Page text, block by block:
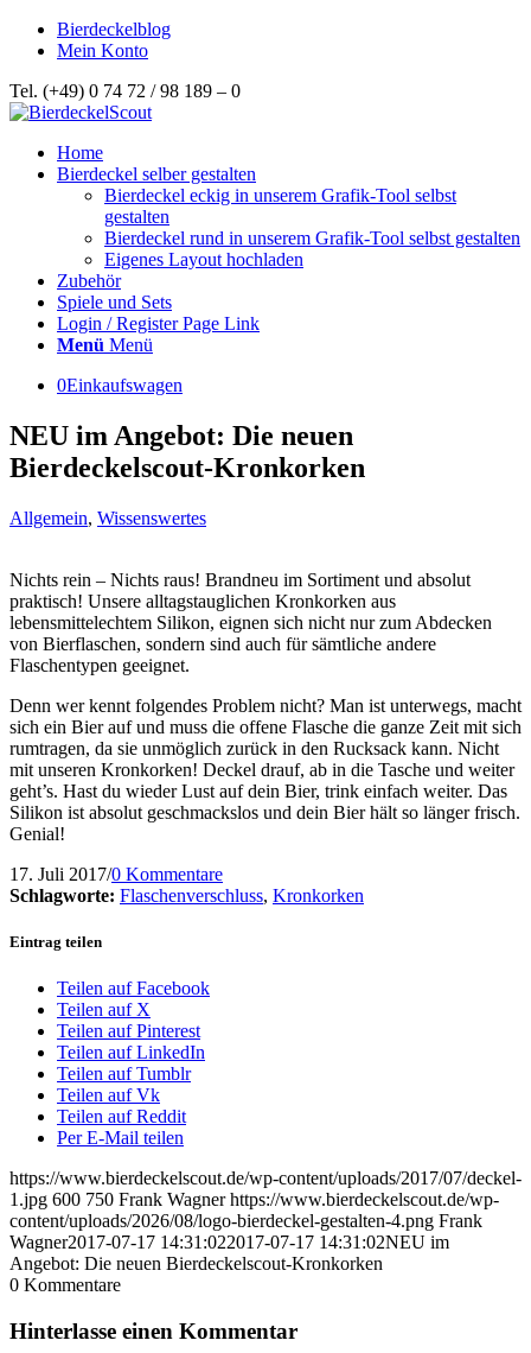
Bierdeckelblog
Mein Konto
Tel. (+49) 0 74 72 / 98 189 – 0
Home
Bierdeckel selber gestalten
Bierdeckel eckig in unserem Grafik-Tool selbst
gestalten
Bierdeckel rund in unserem Grafik-Tool selbst gestalten
Eigenes Layout hochladen
Zubehör
Spiele und Sets
Login / Register Page Link
Menü Menü
0Einkaufswagen
NEU im Angebot: Die neuen
Bierdeckelscout-Kronkorken
Allgemein, Wissenswertes
Nichts rein – Nichts raus! Brandneu im Sortiment und absolut
praktisch! Unsere alltagstauglichen Kronkorken aus
lebensmittelechtem Silikon, eignen sich nicht nur zum Abdecken
von Bierflaschen, sondern sind auch für sämtliche andere
Flaschentypen geeignet.
Denn wer kennt folgendes Problem nicht? Man ist unterwegs, macht
sich ein Bier auf und muss die offene Flasche die ganze Zeit mit sich
rumtragen, da sie unmöglich zurück in den Rucksack kann. Nicht
mit unseren Kronkorken! Deckel drauf, ab in die Tasche und weiter
geht’s. Hast du wieder Lust auf dein Bier, trink einfach weiter. Das
Silikon ist absolut geschmackslos und dein Bier hält so länger frisch.
Genial!
17. Juli 2017/0 Kommentare
Schlagworte: Flaschenverschluss, Kronkorken
Eintrag teilen
Teilen auf Facebook
Teilen auf X
Teilen auf Pinterest
Teilen auf LinkedIn
Teilen auf Tumblr
Teilen auf Vk
Teilen auf Reddit
Per E-Mail teilen
https://www.bierdeckelscout.de/wp-content/uploads/2017/07/deckel-
1.jpg 600 750 Frank Wagner https://www.bierdeckelscout.de/wp-
content/uploads/2026/08/logo-bierdeckel-gestalten-4.png Frank
Wagner2017-07-17 14:31:022017-07-17 14:31:02NEU im
Angebot: Die neuen Bierdeckelscout-Kronkorken
0 Kommentare
Hinterlasse einen Kommentar